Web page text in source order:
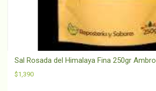
Sal Rosada del Himalaya Fina 250gr
$1,390